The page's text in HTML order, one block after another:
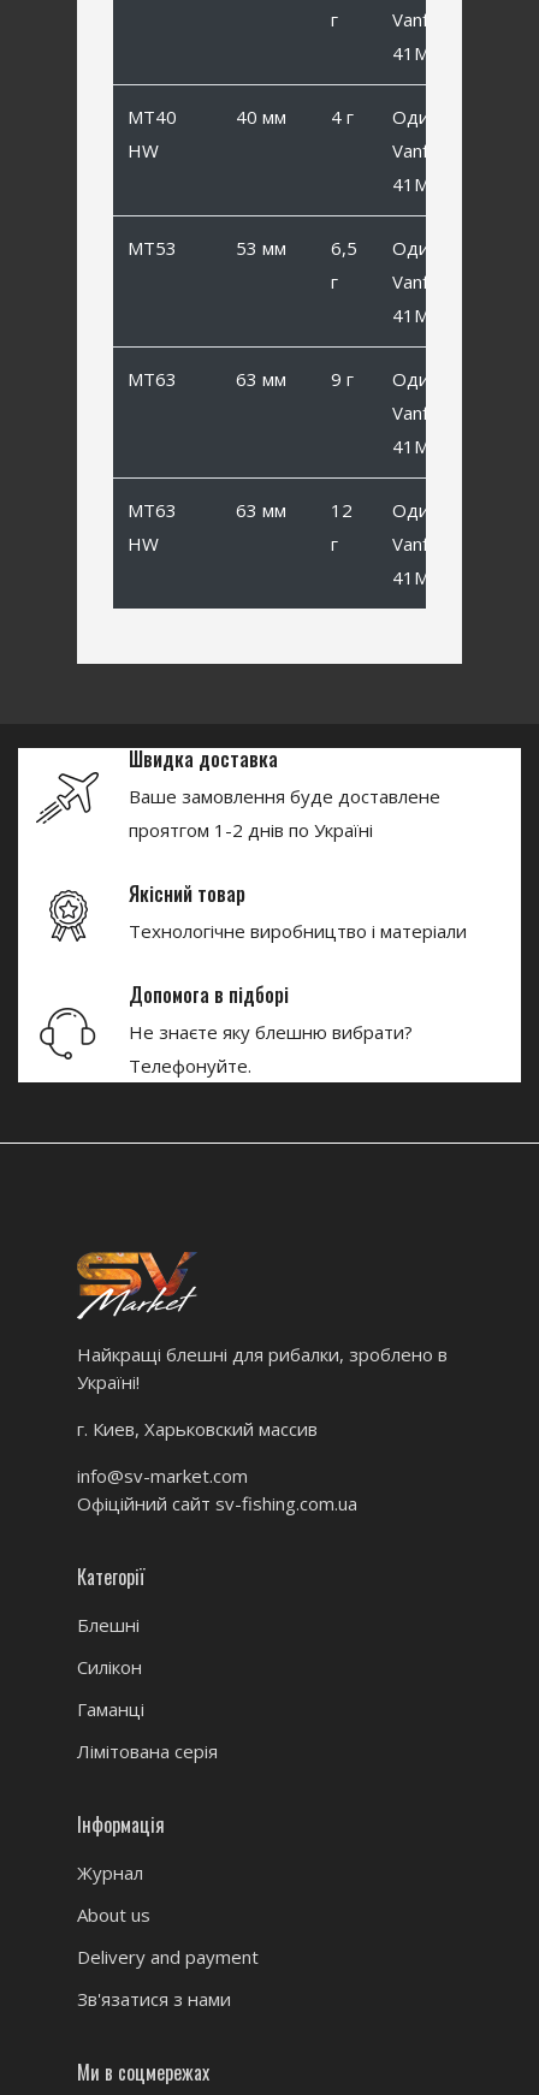
г
Vanfook SP-
41MB #4
MT40
HW
40 мм 4 г
Одинарный
Vanfook SP-
41MB #4
MT53 53 мм
6,5
г
Одинарный
Vanfook SP-
41MB #2
MT63 63 мм 9 г
Одинарный
Vanfook SP-
41MB #1
MT63
HW
63 мм
12
г
Одинарный
Vanfook SP-
41MB #1
Швидка доставка
Ваше замовлення буде доставлене
проятгом 1-2 днів по Україні
Якісний товар
Технологічне виробництво і матеріали
Допомога в підборі
Не знаєте яку блешню вибрати?
Телефонуйте.
Найкращі блешні для рибалки, зроблено в
Україні!
г. Киев, Харьковский массив
info@sv-market.com
Офіційний сайт sv-fishing.com.ua
Категорії
Блешні
Силікон
Гаманці
Лімітована серія
Інформація
Журнал
About us
Delivery and payment
Зв'язатися з нами
Ми в соцмережах